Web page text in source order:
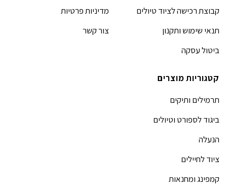
קבוצת רכישה לציוד טיולים
תנאי שימוש ותקנון
ביטול עסקה
מדיניות פרטיות
צור קשר
קטגוריות מוצרים
תרמילים ותיקים
ביגוד לספורט וטיולים
הנעלה
ציוד לחיילים
קמפינג ומחנאות